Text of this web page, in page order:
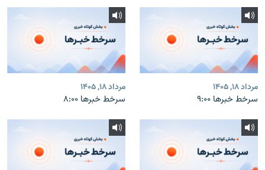
مرداد ۱۸, ۱۴۰۵
سرخط خبرها ۹:۰۰
مرداد ۱۸, ۱۴۰۵
سرخط خبرها ۸:۰۰